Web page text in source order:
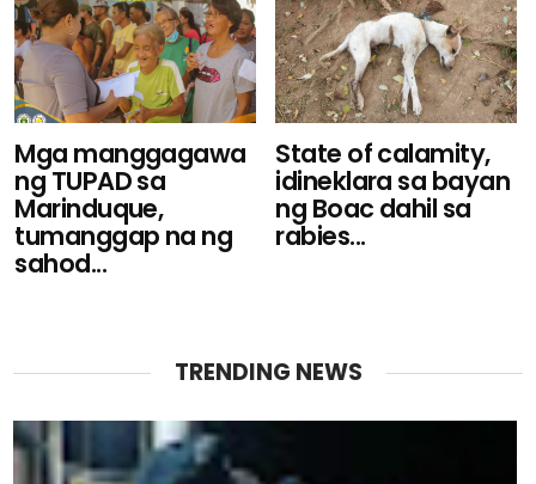
Mga manggagawa
ng TUPAD sa
Marinduque,
tumanggap na ng
sahod...
State of calamity,
idineklara sa bayan
ng Boac dahil sa
rabies...
TRENDING NEWS